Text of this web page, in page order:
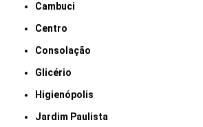
Cambuci
Centro
Consolação
Glicério
Higienópolis
Jardim Paulista